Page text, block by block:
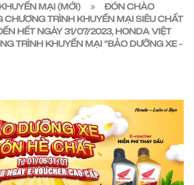
MẠI (MỚI)
ĐÓN CHÀO
CHƯƠNG TRÌNH KHUYẾN MẠI SIÊU CHẤT
HẾT NGÀY 31/07/2023, HONDA VIỆT
TRÌNH KHUYẾN MẠI “BẢO DƯỠNG XE -